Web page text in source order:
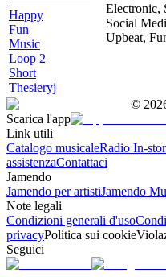
Happy
Fun
Music
Loop 2
Short
Thesieryj
Electronic,
Social
Upbeat,
©
Scarica l'app
Link utili
Catalogo musicaleRadio In-
assistenzaContattaci
Jamendo
Jamendo per artistiJamendo
Note legali
Condizioni generali d'uso
privacyPolitica sui cookie
Seguici